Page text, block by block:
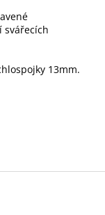
svářecích
13mm.